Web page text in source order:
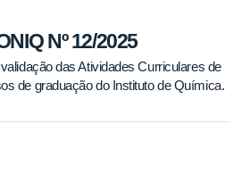
Nº 12/2025
das Atividades Curriculares de
de graduação do Instituto de Química.